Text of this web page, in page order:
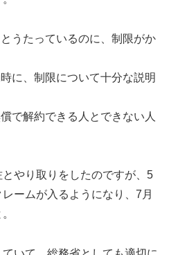
とうたっているのに、制限がか
に、制限について十分な説明
償で解約できる人とできない人
やり取りをしたのですが、5
ームが入るようになり、7月